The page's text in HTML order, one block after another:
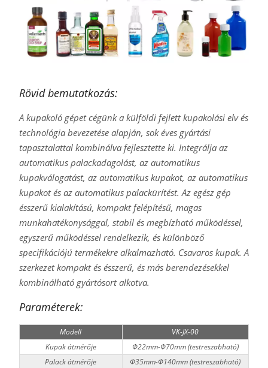
Rövid bemutatkozás:
A kupakoló gépet cégünk a külföldi fejlett kupakolási elv és
technológia bevezetése alapján, sok éves gyártási
tapasztalattal kombinálva fejlesztette ki. Integrálja az
automatikus palackadagolást, az automatikus
kupakválogatást, az automatikus kupakot, az automatikus
kupakot és az automatikus palackürítést. Az egész gép
ésszerű kialakítású, kompakt felépítésű, magas
munkahatékonysággal, stabil és megbízható működéssel,
egyszerű működéssel rendelkezik, és különböző
specifikációjú termékekre alkalmazható. Csavaros kupak. A
szerkezet kompakt és ésszerű, és más berendezésekkel
kombinálható gyártósort alkotva.
Paraméterek:
Modell
VK-JX-00
Kupak átmérője
Φ22mm-Φ70mm (testreszabható)
Palack átmérője
Φ35mm-Φ140mm (testreszabható)